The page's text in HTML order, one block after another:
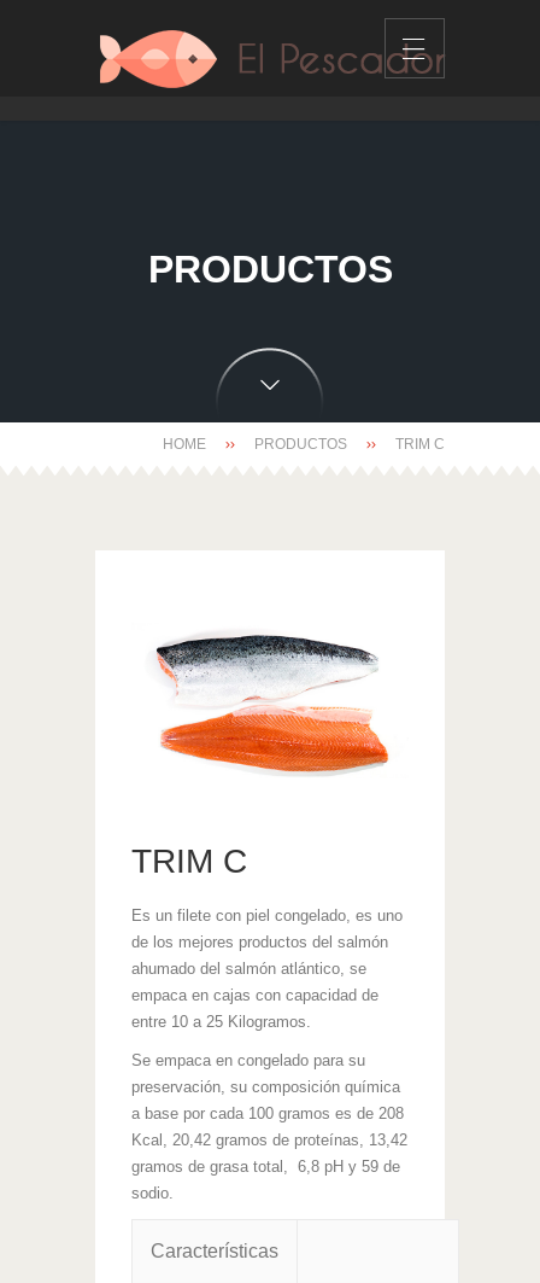
PRODUCTOS
HOME PRODUCTOS TRIM C
TRIM C
Es un filete con piel congelado, es uno
de los mejores productos del salmón
ahumado del salmón atlántico, se
empaca en cajas con capacidad de
entre 10 a 25 Kilogramos.
Se empaca en congelado para su
preservación, su composición química
a base por cada 100 gramos es de 208
Kcal, 20,42 gramos de proteínas, 13,42
gramos de grasa total, 6,8 pH y 59 de
sodio.
Características